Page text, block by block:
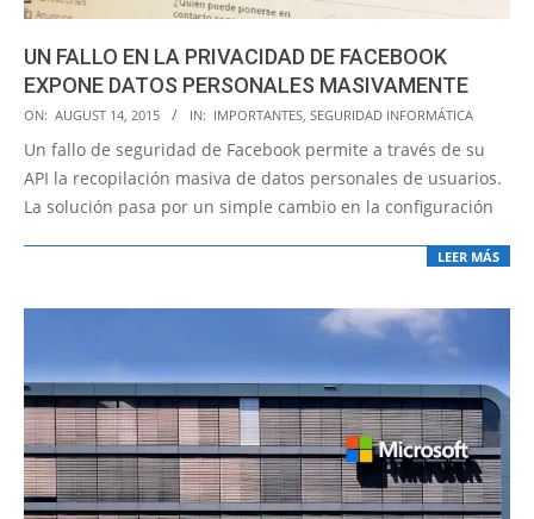
UN FALLO EN LA PRIVACIDAD DE FACEBOOK
EXPONE DATOS PERSONALES MASIVAMENTE
2015-
08-
14
ON: AUGUST 14, 2015 IN: IMPORTANTES SEGURIDAD INFORMÁTICA
Un fallo de seguridad de Facebook permite a través de su
API la recopilación masiva de datos personales de usuarios.
La solución pasa por un simple cambio en la configuración
LEER MÁS